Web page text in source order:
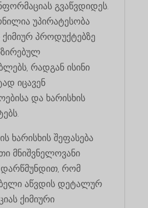
გვაწვდიდეს.
უპირატესობა
ქიმიურ პროდუქტებზე
რადგან ისინი
იცავენ
და ხარისხის
ხარისხის შეფასება
მნიშვნელოვანი
დარწმუნდით, რომ
აწვდის დეტალურ
ქიმიური